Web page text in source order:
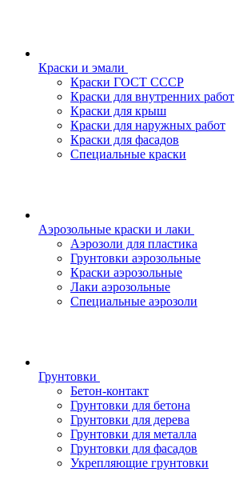
Краски и эмали
Краски ГОСТ СССР
Краски для внутренних работ
Краски для крыш
Краски для наружных работ
Краски для фасадов
Специальные краски
Аэрозольные краски и лаки
Аэрозоли для пластика
Грунтовки аэрозольные
Краски аэрозольные
Лаки аэрозольные
Специальные аэрозоли
Грунтовки
Бетон-контакт
Грунтовки для бетона
Грунтовки для дерева
Грунтовки для металла
Грунтовки для фасадов
Укрепляющие грунтовки